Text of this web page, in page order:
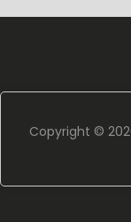
Copyright ©